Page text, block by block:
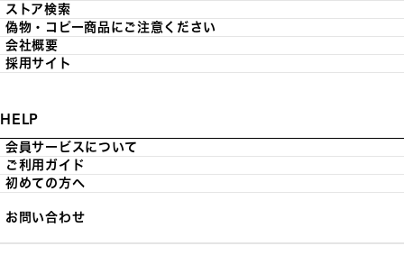
ストア検索
偽物・コピー商品にご注意ください
会社概要
採用サイト
HELP
会員サービスについて
ご利用ガイド
初めての方へ
お問い合わせ